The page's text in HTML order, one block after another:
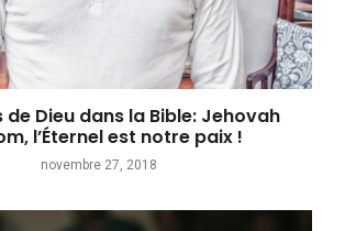
de Dieu dans la Bible: Jehovah
l’Éternel est notre paix !
novembre 27, 2018